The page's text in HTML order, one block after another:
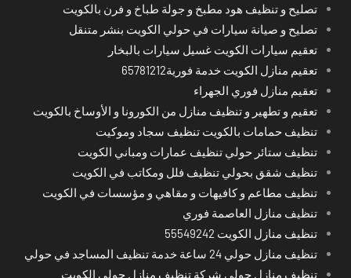
تصليح و تنظيف هود مطبخ و جولة طباخ و فرن بالكويت
تصليح و صيانة سيارات في حولي الكويت بنشر متنقل
تعقيم سيارات الكويت غسيل سيارات بالبخار
تعقيم منازل الكويت خدمة فورية65781212
تعقيم منازل فوري الجهراء
تعقيم و تطهير و تنظيف منازل من الكورونا و الأوساخ بالكويت
تنظيف حمامات بالكويت تنظيف سجاد وموكيت
تنظيف ستائر حولي تنظيف عمارات ومباني الكويت
تنظيف شقق بحولي تنظيف فلل ومكاتب في الكويت
تنظيف مطاعم و كافيهات و مقاهي و مؤسسات في الكويت
تنظيف منازل العاصمة فوري
تنظيف منازل الكويت 55549242
تنظيف منازل حولي 24 ساعة خدمة تنظيف المساجد في حولي
تنظيف منازل حولي شركة تنظيف منازل حولي الكويت